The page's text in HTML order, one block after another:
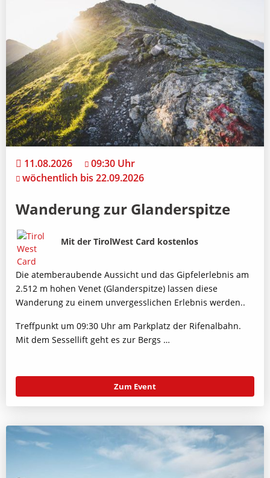
11.08.2026
09:30 Uhr
wöchentlich bis 22.09.2026
Wanderung zur Glanderspitze
Bild
Beschreibung
Mit der TirolWest Card kostenlos
Die atemberaubende Aussicht und das Gipfelerlebnis am
2.512 m hohen Venet (Glanderspitze) lassen diese
Wanderung zu einem unvergesslichen Erlebnis werden..
Treffpunkt um 09:30 Uhr am Parkplatz der Rifenalbahn.
Mit dem Sessellift geht es zur Bergs …
Zum Event